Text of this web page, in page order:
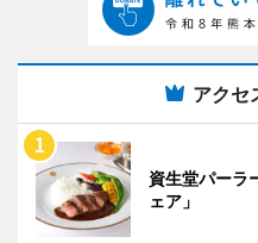
アクセ
資生堂パーラ
ェア」